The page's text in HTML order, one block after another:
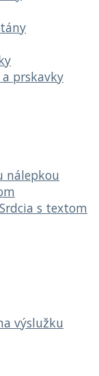
prskavky
nálepkou
s textom
výslužku